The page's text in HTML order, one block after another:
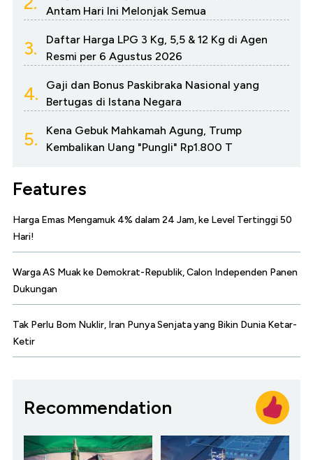
Antam Hari Ini Melonjak Semua
3.
Daftar Harga LPG 3 Kg, 5,5 & 12 Kg di Agen
Resmi per 6 Agustus 2026
4.
Gaji dan Bonus Paskibraka Nasional yang
Bertugas di Istana Negara
5.
Kena Gebuk Mahkamah Agung, Trump
Kembalikan Uang "Pungli" Rp1.800 T
Features
Harga Emas Mengamuk 4% dalam 24 Jam, ke Level Tertinggi 50
Hari!
Warga AS Muak ke Demokrat-Republik, Calon Independen Panen
Dukungan
Tak Perlu Bom Nuklir, Iran Punya Senjata yang Bikin Dunia Ketar-
Ketir
Recommendation